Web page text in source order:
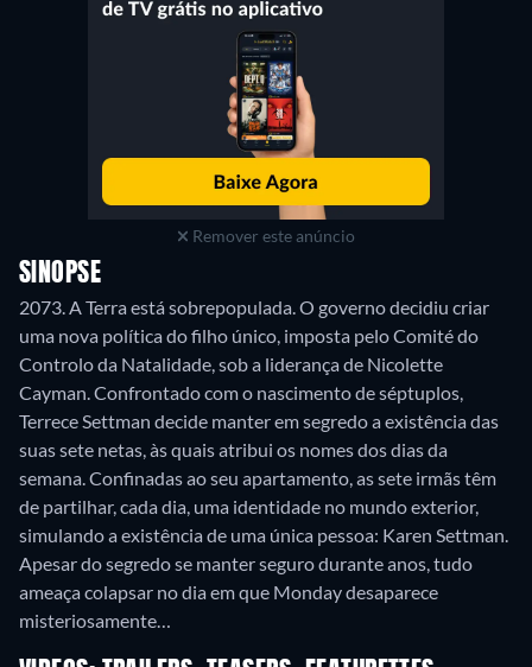
Remover este anúncio
SINOPSE
2073. A Terra está sobrepopulada. O governo decidiu criar
uma nova política do filho único, imposta pelo Comité do
Controlo da Natalidade, sob a liderança de Nicolette
Cayman. Confrontado com o nascimento de séptuplos,
Terrece Settman decide manter em segredo a existência das
suas sete netas, às quais atribui os nomes dos dias da
semana. Confinadas ao seu apartamento, as sete irmãs têm
de partilhar, cada dia, uma identidade no mundo exterior,
simulando a existência de uma única pessoa: Karen Settman.
Apesar do segredo se manter seguro durante anos, tudo
ameaça colapsar no dia em que Monday desaparece
misteriosamente…